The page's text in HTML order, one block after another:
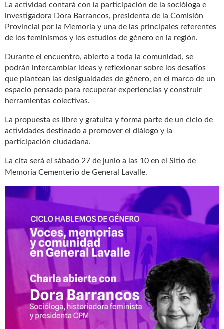
La actividad contará con la participación de la socióloga e
investigadora Dora Barrancos, presidenta de la Comisión
Provincial por la Memoria y una de las principales referentes
de los feminismos y los estudios de género en la región.
Durante el encuentro, abierto a toda la comunidad, se
podrán intercambiar ideas y reflexionar sobre los desafíos
que plantean las desigualdades de género, en el marco de un
espacio pensado para recuperar experiencias y construir
herramientas colectivas.
La propuesta es libre y gratuita y forma parte de un ciclo de
actividades destinado a promover el diálogo y la
participación ciudadana.
La cita será el sábado 27 de junio a las 10 en el Sitio de
Memoria Cementerio de General Lavalle.